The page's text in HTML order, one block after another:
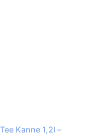
Kanne 1,2l –